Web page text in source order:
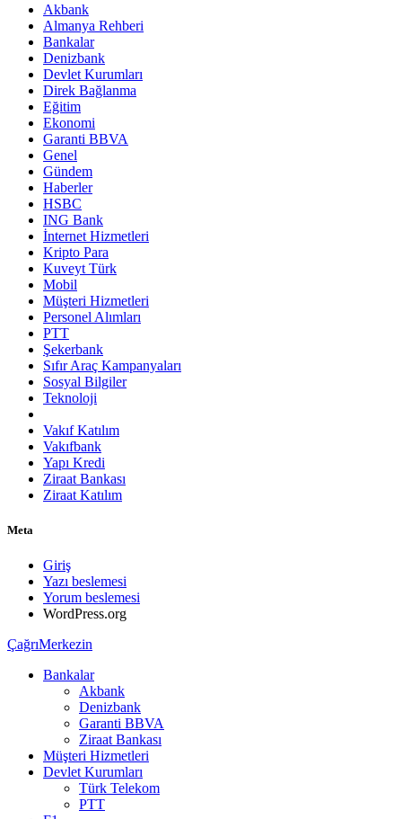
Akbank
Almanya Rehberi
Bankalar
Denizbank
Devlet Kurumları
Direk Bağlanma
Eğitim
Ekonomi
Garanti BBVA
Genel
Gündem
Haberler
HSBC
ING Bank
İnternet Hizmetleri
Kripto Para
Kuveyt Türk
Mobil
Müşteri Hizmetleri
Personel Alımları
PTT
Şekerbank
Sıfır Araç Kampanyaları
Sosyal Bilgiler
Teknoloji
Vakıf Katılım
Vakıfbank
Yapı Kredi
Ziraat Bankası
Ziraat Katılım
Meta
Giriş
Yazı beslemesi
Yorum beslemesi
WordPress.org
ÇağrıMerkezin
Bankalar
Akbank
Denizbank
Garanti BBVA
Ziraat Bankası
Müşteri Hizmetleri
Devlet Kurumları
Türk Telekom
PTT